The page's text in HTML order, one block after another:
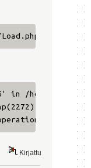
Load.php(2272) :
/home/www/
: eval()'d
failed in
Kirjattu